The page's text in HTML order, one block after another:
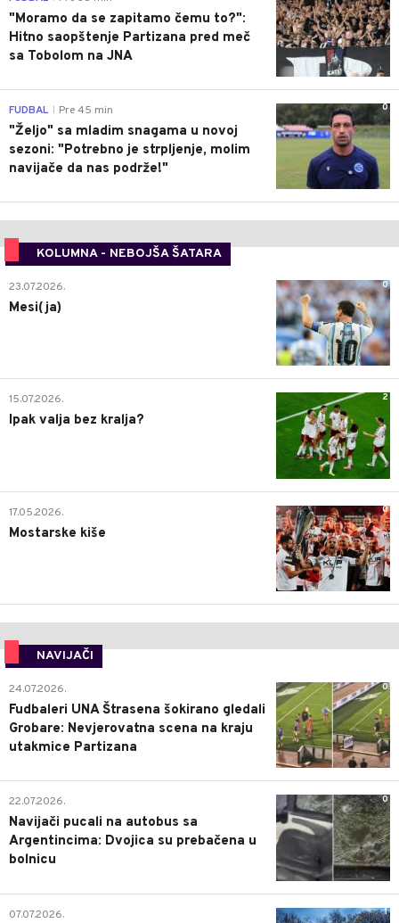
"Moramo da se zapitamo čemu to?":
Hitno saopštenje Partizana pred meč
sa Tobolom na JNA
0
FUDBAL Pre 45 min
"Željo" sa mladim snagama u novoj
sezoni: "Potrebno je strpljenje, molim
navijače da nas podrže!"
KOLUMNA - NEBOJŠA ŠATARA
0
23.07.2026.
Mesi(ja)
2
15.07.2026.
Ipak valja bez kralja?
0
17.05.2026.
Mostarske kiše
NAVIJAČI
0
24.07.2026.
Fudbaleri UNA Štrasena šokirano gledali
Grobare: Nevjerovatna scena na kraju
utakmice Partizana
0
22.07.2026.
Navijači pucali na autobus sa
Argentincima: Dvojica su prebačena u
bolnicu
1
07.07.2026.